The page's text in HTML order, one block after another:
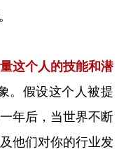
这个人的技能和潜
。假设这个人被提
年后，当世界不断
他们对你的行业发